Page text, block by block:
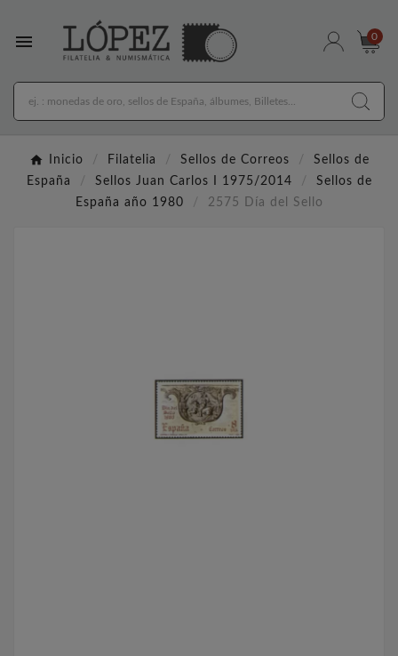
 0
Inicio Filatelia Sellos de Correos
Sellos de
España
Sellos Juan Carlos I 1975/2014
Sellos de
España año 1980
2575 Día del Sello